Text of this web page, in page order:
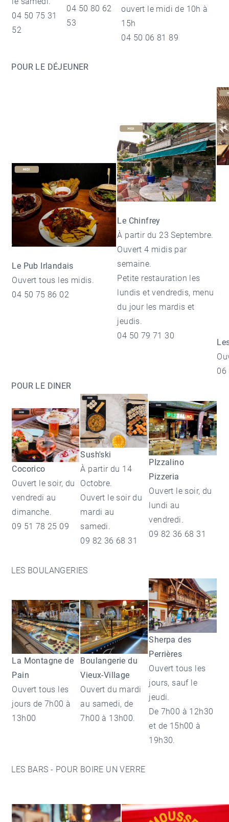
04 50 75 31
52
04 50 80 62
53
ouvert le midi de 10h à
15h
04 50 06 81 89
POUR LE DÉJEUNER
Le Pub Irlandais
Ouvert tous les midis.
04 50 75 86 02
Le Chinfrey
À partir du 23 Septembre.
Ouvert 4 midis par
semaine.
Petite restauration les
lundis et vendredis, menu
du jour les mardis et
jeudis.
04 50 79 71 30
06
POUR LE DINER
Cocorico
Ouvert le soir, du
vendredi au
dimanche.
09 51 78 25 09
Sush'ski
À partir du 14
Octobre.
Ouvert le soir du
mardi au
samedi.
09 82 36 68 31
PIzzalino
Pizzeria
Ouvert le soir, du
lundi au
vendredi.
09 82 36 68 31
LES BOULANGERIES
La Montagne de
Pain
Ouvert tous les
jours de 7h00 à
13h00
Boulangerie du
Vieux-Village
Ouvert du mardi
au samedi, de
7h00 à 13h00.
Sherpa des
Perrières
Ouvert tous les
jours, sauf le
jeudi.
De 7h00 à 12h30
et de 15h00 à
19h30.
LES BARS - POUR BOIRE UN VERRE